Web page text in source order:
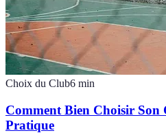
Choix du Club6 min
Comment Bien Choisir Son
Pratique